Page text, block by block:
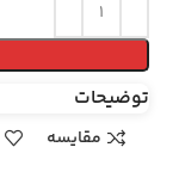
توضیحات
مقایسه